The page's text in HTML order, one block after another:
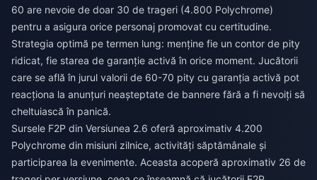
60 are nevoie de doar 30 de trageri (4.800 Polychrome)
pentru a asigura orice personaj promovat cu certitudine.
Strategia optimă pe termen lung: menține fie un contor de pity
ridicat, fie starea de garanție activă în orice moment. Jucătorii
care se află în jurul valorii de 60-70 pity cu garanția activă pot
reacționa la anunțuri neașteptate de bannere fără a fi nevoiți să
cheltuiască în panică.
Sursele F2P din Versiunea 2.6 oferă aproximativ 4.200
Polychrome din misiuni zilnice, activități săptămânale și
participarea la evenimente. Aceasta acoperă aproximativ 26 de